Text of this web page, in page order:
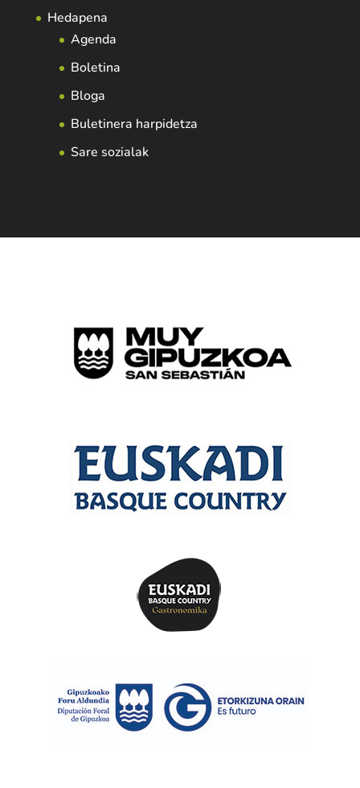
Hedapena
Agenda
Boletina
Bloga
Buletinera harpidetza
Sare sozialak